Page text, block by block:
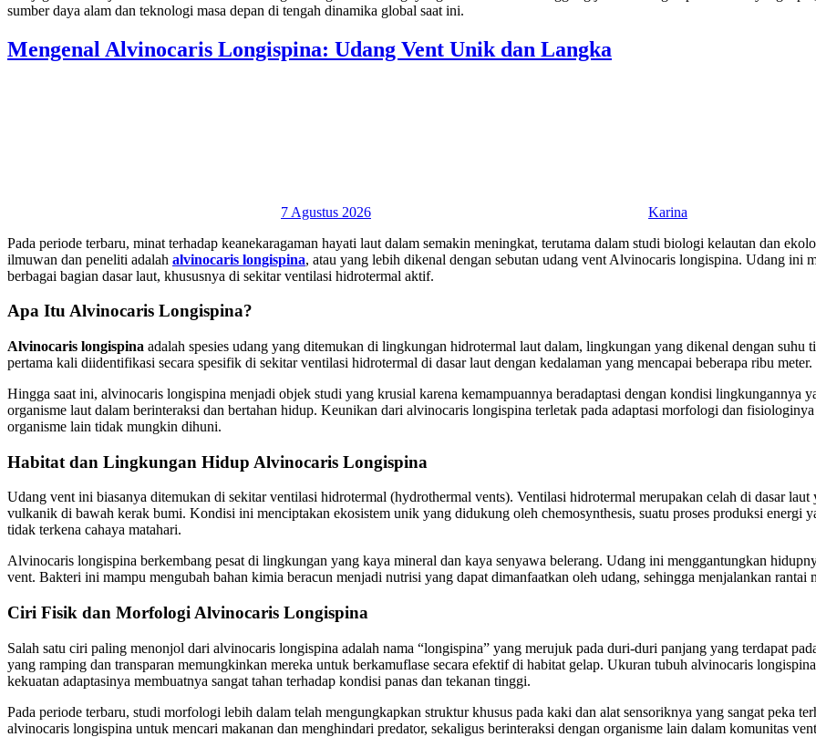
sumber daya alam dan teknologi masa depan di tengah dinamika global saat ini.
Mengenal Alvinocaris Longispina: Udang Vent Unik dan Langka
7 Agustus 2026 Karina
Pada periode terbaru, minat terhadap keanekaragaman hayati laut dalam semakin meningkat, terutama dalam studi biologi kelautan dan
ilmuwan dan peneliti adalah alvinocaris longispina, atau yang lebih dikenal dengan sebutan udang vent Alvinocaris longispina. Udang ini
berbagai bagian dasar laut, khususnya di sekitar ventilasi hidrotermal aktif.
Apa Itu Alvinocaris Longispina?
Alvinocaris longispina adalah spesies udang yang ditemukan di lingkungan hidrotermal laut dalam, lingkungan yang dikenal dengan
pertama kali diidentifikasi secara spesifik di sekitar ventilasi hidrotermal di dasar laut dengan kedalaman yang mencapai beberapa ribu meter.
Hingga saat ini, alvinocaris longispina menjadi objek studi yang krusial karena kemampuannya beradaptasi dengan kondisi lingkungannya
organisme laut dalam berinteraksi dan bertahan hidup. Keunikan dari alvinocaris longispina terletak pada adaptasi morfologi dan
organisme lain tidak mungkin dihuni.
Habitat dan Lingkungan Hidup Alvinocaris Longispina
Udang vent ini biasanya ditemukan di sekitar ventilasi hidrotermal (hydrothermal vents). Ventilasi hidrotermal merupakan celah di dasar
vulkanik di bawah kerak bumi. Kondisi ini menciptakan ekosistem unik yang didukung oleh chemosynthesis, suatu proses produksi energi
tidak terkena cahaya matahari.
Alvinocaris longispina berkembang pesat di lingkungan yang kaya mineral dan kaya senyawa belerang. Udang ini menggantungkan
vent. Bakteri ini mampu mengubah bahan kimia beracun menjadi nutrisi yang dapat dimanfaatkan oleh udang, sehingga menjalankan rantai
Ciri Fisik dan Morfologi Alvinocaris Longispina
Salah satu ciri paling menonjol dari alvinocaris longispina adalah nama “longispina” yang merujuk pada duri-duri panjang yang terdapat
yang ramping dan transparan memungkinkan mereka untuk berkamuflase secara efektif di habitat gelap. Ukuran tubuh alvinocaris
kekuatan adaptasinya membuatnya sangat tahan terhadap kondisi panas dan tekanan tinggi.
Pada periode terbaru, studi morfologi lebih dalam telah mengungkapkan struktur khusus pada kaki dan alat sensoriknya yang sangat peka
alvinocaris longispina untuk mencari makanan dan menghindari predator, sekaligus berinteraksi dengan organisme lain dalam komunitas